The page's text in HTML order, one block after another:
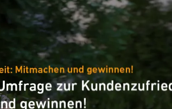
Ersatz-Minisensor